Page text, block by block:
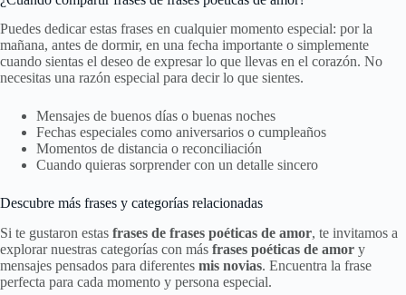
Puedes dedicar estas frases en cualquier momento especial: por la
mañana, antes de dormir, en una fecha importante o simplemente
cuando sientas el deseo de expresar lo que llevas en el corazón. No
necesitas una razón especial para decir lo que sientes.
Mensajes de buenos días o buenas noches
Fechas especiales como aniversarios o cumpleaños
Momentos de distancia o reconciliación
Cuando quieras sorprender con un detalle sincero
Descubre más frases y categorías relacionadas
Si te gustaron estas frases de frases poéticas de amor, te invitamos a
explorar nuestras categorías con más frases poéticas de amor y
mensajes pensados para diferentes mis novias. Encuentra la frase
perfecta para cada momento y persona especial.